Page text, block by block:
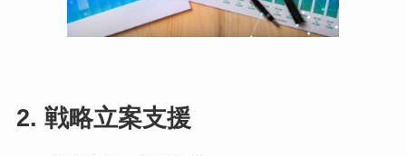
2. 戦略立案支援